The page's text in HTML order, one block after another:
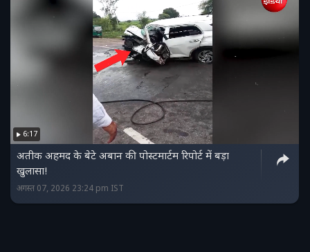
6:17
अतीक अहमद के बेटे अबान की पोस्टमार्टम रिपोर्ट में बड़ा
खुलासा!
अगस्त 07, 2026 23:24 pm IST